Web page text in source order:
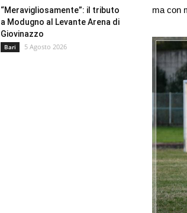
ma con
“Meravigliosamente”: il tributo
a Modugno al Levante Arena di
Giovinazzo
Bari 5 Agosto 2026